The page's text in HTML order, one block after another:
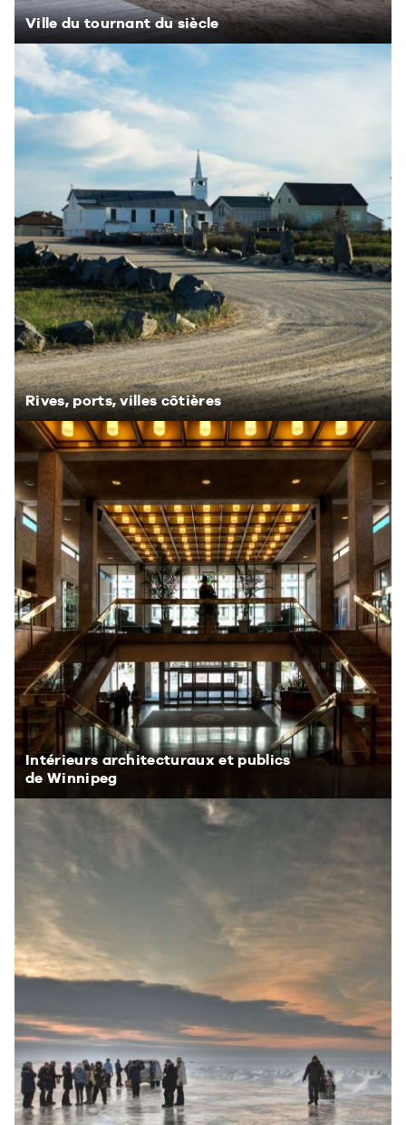
Ville du tournant du siècle
Rives, ports, villes côtières
Intérieurs architecturaux et publics
de Winnipeg